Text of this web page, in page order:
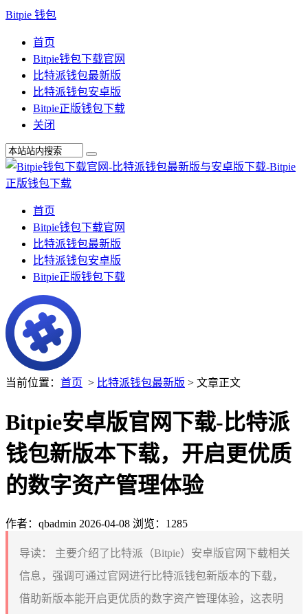
Bitpie 钱包
首页
Bitpie钱包下载官网
比特派钱包最新版
比特派钱包安卓版
Bitpie正版钱包下载
关闭
首页
Bitpie钱包下载官网
比特派钱包最新版
比特派钱包安卓版
Bitpie正版钱包下载
当前位置： 首页 > 比特派钱包最新版 > 文章正文
Bitpie安卓版官网下载-比特派
钱包新版本下载，开启更优质
的数字资产管理体验
作者：qbadmin 2026-04-08 浏览：1285
导读：
主要介绍了比特派（Bitpie）安卓版官网下载相关
信息，强调可通过官网进行比特派钱包新版本的下载，
借助新版本能开启更优质的数字资产管理体验，这表明